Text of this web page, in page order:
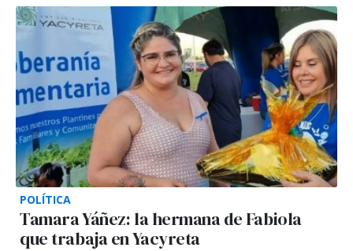
POLÍTICA
Tamara Yáñez: la hermana de Fabiola
que trabaja en Yacyreta